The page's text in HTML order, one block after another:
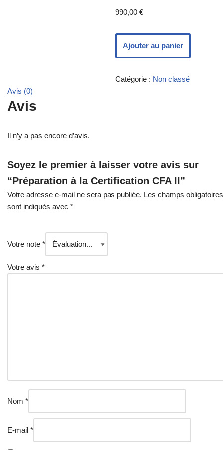
990,00€
Ajouter au panier
Catégorie : Non classé
Avis (0)
Avis
Il n’y a pas encore d’avis.
Soyez le premier à laisser votre avis sur
“Préparation à la Certification CFA II”
Votre adresse e-mail ne sera pas publiée. Les champs obligatoires
sont indiqués avec *
Votre note *
Votre avis *
Nom *
E-mail *